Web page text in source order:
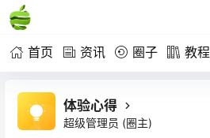
首页 资讯 圈子 教程
体验心得
超级管理员 (圈主)